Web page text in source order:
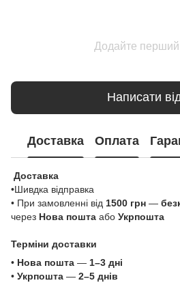
Додайте перший
Написати
Доставка Оплата
Доставка
•Шивдка відправка
• При замовленні від 1500 грн —
через Нова пошта або Укрпошта
Терміни доставки
• Нова пошта — 1–3 дні
• Укрпошта — 2–5 днів